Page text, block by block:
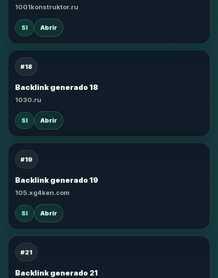
1001konstruktor.ru
SI Abrir
#18
Backlink generado 18
1030.ru
SI Abrir
#19
Backlink generado 19
105.xg4ken.com
SI Abrir
#21
Backlink generado 21